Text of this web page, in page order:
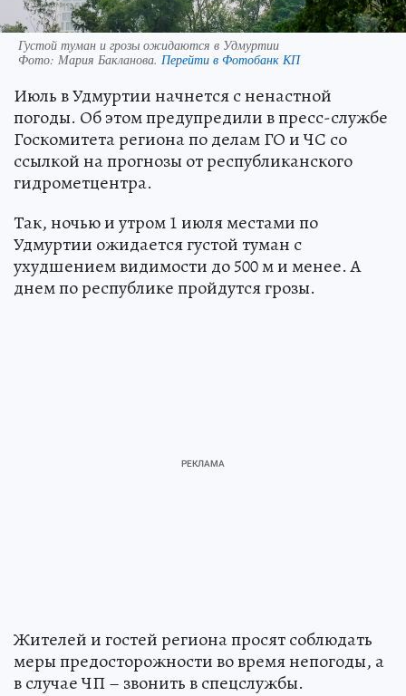
Густой туман и грозы ожидаются в Удмуртии
Фото: Мария Бакланова. Перейти в Фотобанк КП
Июль в Удмуртии начнется с ненастной
погоды. Об этом предупредили в пресс-службе
Госкомитета региона по делам ГО и ЧС со
ссылкой на прогнозы от республиканского
гидрометцентра.
Так, ночью и утром 1 июля местами по
Удмуртии ожидается густой туман с
ухудшением видимости до 500 м и менее. А
днем по республике пройдутся грозы.
Жителей и гостей региона просят соблюдать
меры предосторожности во время непогоды, а
в случае ЧП – звонить в спецслужбы.